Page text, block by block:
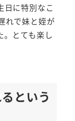
日に特別なこ
れで妹と姪が
。とても楽し
という